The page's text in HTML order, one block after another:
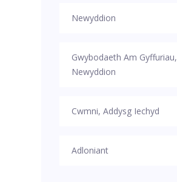
Newyddion
Gwybodaeth Am Gyffuriau,
Newyddion
Cwmni, Addysg Iechyd
Adloniant